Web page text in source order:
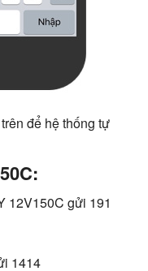
để hệ thống tự
12V150C gửi 191
1414